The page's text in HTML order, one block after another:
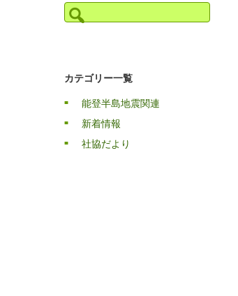
検
索:
カテゴリー一覧
能登半島地震関連
新着情報
社協だより